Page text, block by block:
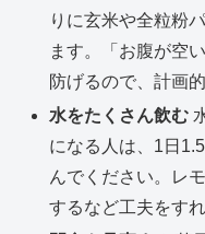
りに玄米や全粒粉
ます。「お腹が空
防げるので、計画
水をたくさん飲む
になる人は、1日
んでください。レ
するなど工夫をす